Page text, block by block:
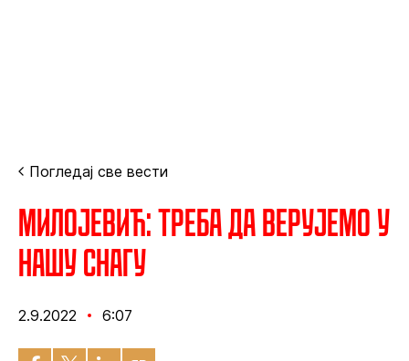
Погледај све вести
Милојевић: Треба да верујемо у
нашу снагу
2.9.2022 6:07